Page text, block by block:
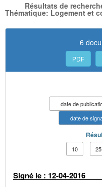
Résultats de
Thématique: Logement et
6
PDF
date de
date de
10 25
Signé le : 12-04-2016